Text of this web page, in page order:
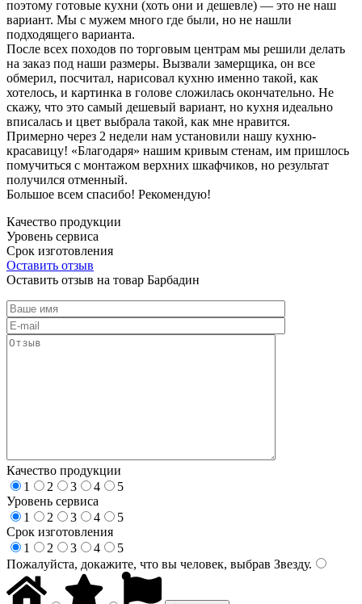
поэтому готовые кухни (хоть они и дешевле) — это не наш
вариант. Мы с мужем много где были, но не нашли
подходящего варианта.
После всех походов по торговым центрам мы решили делать
на заказ под наши размеры. Вызвали замерщика, он все
обмерил, посчитал, нарисовал кухню именно такой, как
хотелось, и картинка в голове сложилась окончательно. Не
скажу, что это самый дешевый вариант, но кухня идеально
вписалась и цвет выбрала такой, как мне нравится.
Примерно через 2 недели нам установили нашу кухню-
красавицу! «Благодаря» нашим кривым стенам, им пришлось
помучиться с монтажом верхних шкафчиков, но результат
получился отменный.
Большое всем спасибо! Рекомендую!
Качество продукции
Уровень сервиса
Срок изготовления
Оставить отзыв
Оставить отзыв на товар Барбадин
Качество продукции
1
2 3 4
5
Уровень сервиса
1
2 3 4
5
Срок изготовления
1
2 3 4
5
Пожалуйста, докажите, что вы человек, выбрав Звезду.